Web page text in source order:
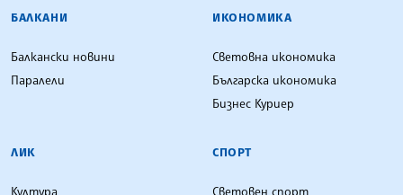
БАЛКАНИ
Балкански новини
Паралели
ИКОНОМИКА
Световна икономика
Българска икономика
Бизнес Куриер
ЛИК
Култура
СПОРТ
Световен спорт